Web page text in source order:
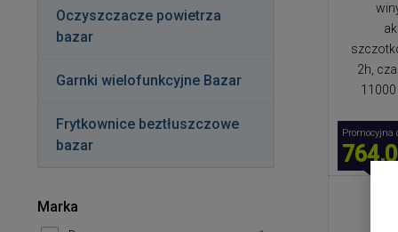
2h,
Promocyjna
Oczyszczacze powietrza
bazar
Garnki wielofunkcyjne Bazar
Frytkownice beztłuszczowe
bazar
Marka